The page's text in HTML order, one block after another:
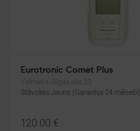
Eurotronic Comet Plus
Valmiera, Rīgas iela 23
Stāvoklis Jauns (Garantija 24 mēneši)
120.00 €